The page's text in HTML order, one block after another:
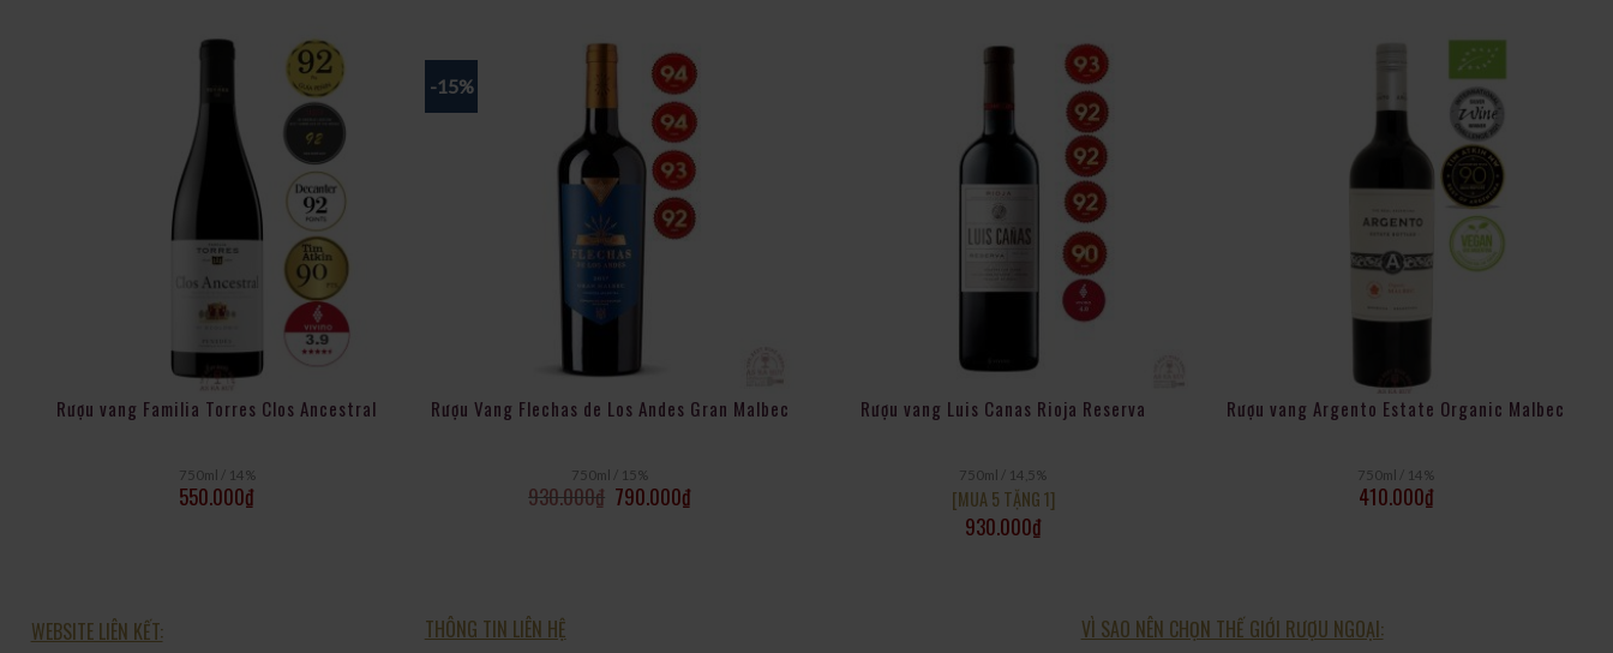
Rượu vang Familia Torres Clos Ancestral
750ml / 14%
550.000₫
-15%
Rượu Vang Flechas de Los Andes Gran Malbec
750ml / 15%
930.000₫ 790.000₫
Rượu vang Luis Canas Rioja Reserva
750ml / 14,5%
[MUA 5 TẶNG 1]
930.000₫
Rượu vang Argento Estate Organic Malbec
750ml / 14%
410.000₫
WEBSITE LIÊN KẾT: THÔNG TIN LIÊN HỆ VÌ SAO NÊN CHỌN THẾ GIỚI RƯỢU NGOẠI: